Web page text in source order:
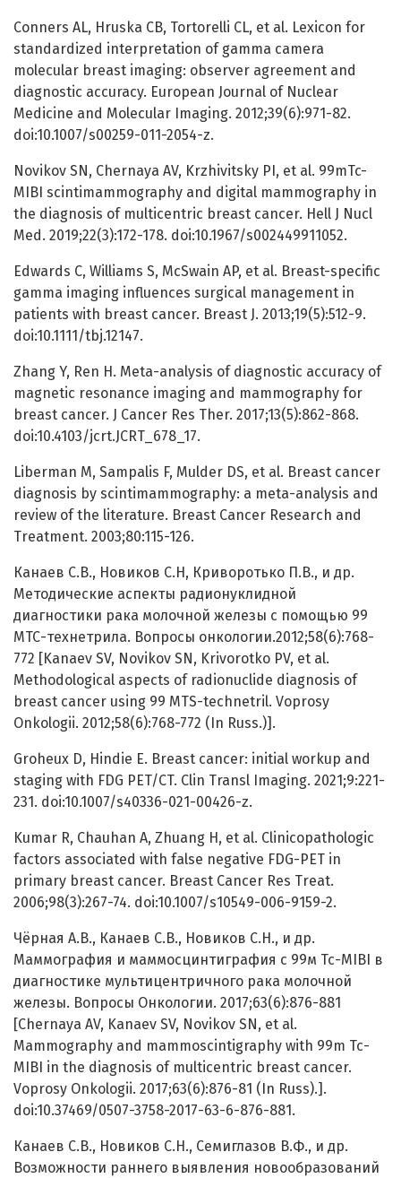
Conners AL, Hruska CB, Tortorelli CL, et al. Lexicon for
standardized interpretation of gamma camera
molecular breast imaging: observer agreement and
diagnostic accuracy. European Journal of Nuclear
Medicine and Molecular Imaging. 2012;39(6):971-82.
doi:10.1007/s00259-011-2054-z.
Novikov SN, Chernaya AV, Krzhivitsky PI, et al. 99mTc-
MIBI scintimammography and digital mammography in
the diagnosis of multicentric breast cancer. Hell J Nucl
Med. 2019;22(3):172-178. doi:10.1967/s002449911052.
Edwards C, Williams S, McSwain AP, et al. Breast-specific
gamma imaging influences surgical management in
patients with breast cancer. Breast J. 2013;19(5):512-9.
doi:10.1111/tbj.12147.
Zhang Y, Ren H. Meta-analysis of diagnostic accuracy of
magnetic resonance imaging and mammography for
breast cancer. J Cancer Res Ther. 2017;13(5):862-868.
doi:10.4103/jcrt.JCRT_678_17.
Liberman M, Sampalis F, Mulder DS, et al. Breast cancer
diagnosis by scintimammography: a meta-analysis and
review of the literature. Breast Cancer Research and
Treatment. 2003;80:115-126.
Канаев С.В., Новиков С.Н, Криворотько П.В., и др.
Методические аспекты радионуклидной
диагностики рака молочной железы с помощью 99
МТС-технетрила. Вопросы онкологии.2012;58(6):768-
772 [Kanaev SV, Novikov SN, Krivorotko PV, et al.
Methodological aspects of radionuclide diagnosis of
breast cancer using 99 MTS-technetril. Voprosy
Onkologii. 2012;58(6):768-772 (In Russ.)].
Groheux D, Hindie E. Breast cancer: initial workup and
staging with FDG PET/CT. Clin Transl Imaging. 2021;9:221-
231. doi:10.1007/s40336-021-00426-z.
Kumar R, Chauhan A, Zhuang H, et al. Clinicopathologic
factors associated with false negative FDG-PET in
primary breast cancer. Breast Cancer Res Treat.
2006;98(3):267-74. doi:10.1007/s10549-006-9159-2.
Чёрная А.В., Канаев С.В., Новиков С.Н., и др.
Маммография и маммосцинтиграфия с 99м Тс-MIBI в
диагностике мультицентричного рака молочной
железы. Вопросы Онкологии. 2017;63(6):876-881
[Chernaya AV, Kanaev SV, Novikov SN, et al.
Mammography and mammoscintigraphy with 99m Тс-
MIBI in the diagnosis of multicentric breast cancer.
Voprosy Onkologii. 2017;63(6):876-81 (In Russ).].
doi:10.37469/0507-3758-2017-63-6-876-881.
Канаев C.В., Новиков С.Н., Семиглазов В.Ф., и др.
Возможности раннего выявления новообразований